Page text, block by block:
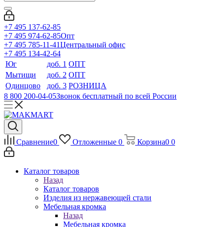
+7 495 137-62-85
+7 495 974-62-85Опт
+7 495 785-11-41Центральный офис
+7 495 134-42-64
Юг
доб. 1 ОПТ
Мытищи
доб. 2 ОПТ
Одинцово
доб. 3 РОЗНИЦА
8 800 200-04-05Звонок бесплатный по всей России
Сравнение0 Отложенные 0 Корзина0 0
Каталог товаров
Назад
Каталог товаров
Изделия из нержавеющей стали
Мебельная кромка
Назад
Мебельная кромка